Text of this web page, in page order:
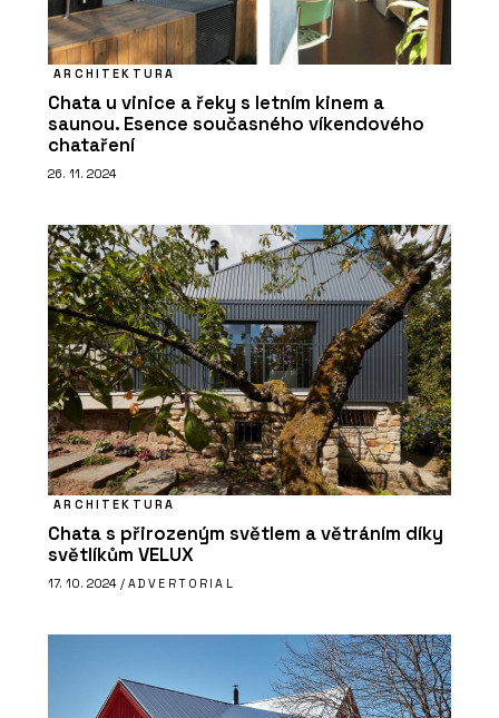
ARCHITEKTURA
Chata u vinice a řeky s letním kinem a
saunou. Esence současného víkendového
chataření
26. 11. 2024
ARCHITEKTURA
Chata s přirozeným světlem a větráním díky
světlíkům VELUX
17. 10. 2024 / ADVERTORIAL